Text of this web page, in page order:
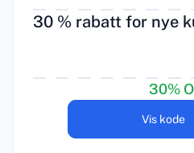
30 % rabatt for nye
30%
Vis kode